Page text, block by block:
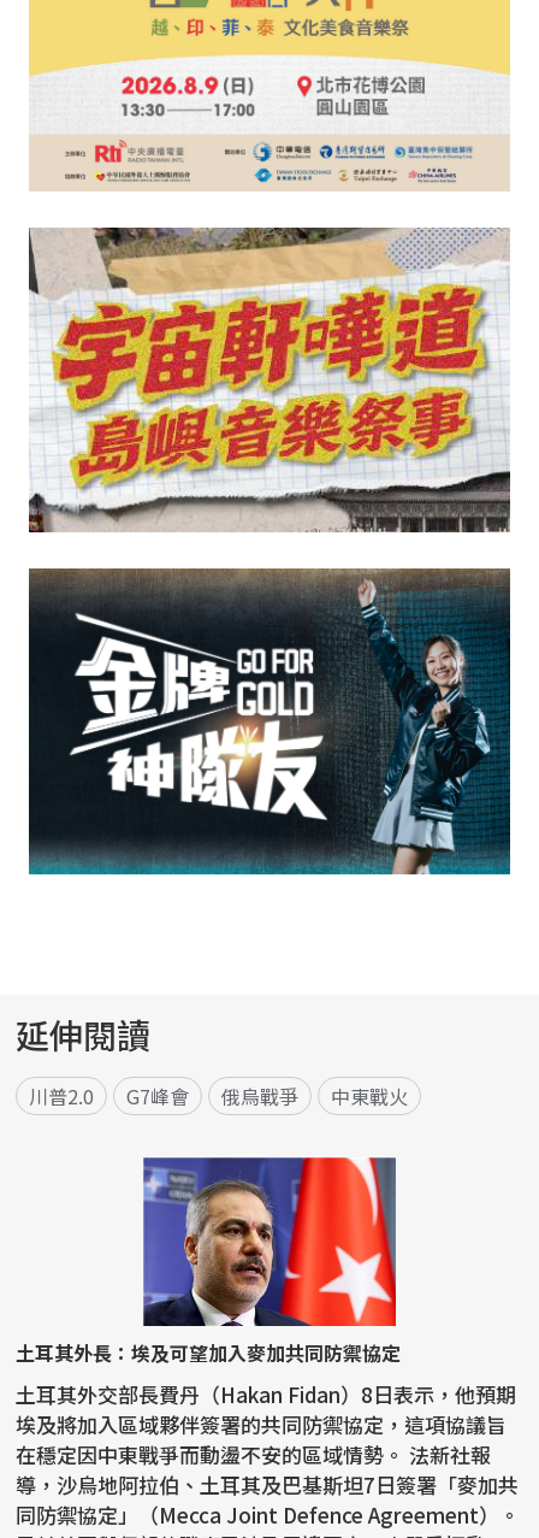
延伸閱讀
川普2.0 G7峰會 俄烏戰爭 中東戰火
土耳其外長：埃及可望加入麥加共同防禦協定
土耳其外交部長費丹（Hakan Fidan）8日表示，他預期
埃及將加入區域夥伴簽署的共同防禦協定，這項協議旨
在穩定因中東戰爭而動盪不安的區域情勢。 法新社報
導，沙烏地阿拉伯、土耳其及巴基斯坦7日簽署「麥加共
同防禦協定」（Mecca Joint Defence Agreement）。